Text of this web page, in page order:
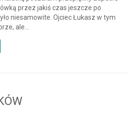
przez jakiś czas jeszcze po
niesamowite. Ojciec Łukasz w tym
ale...